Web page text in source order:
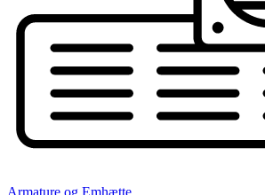
Armature og Emhætte